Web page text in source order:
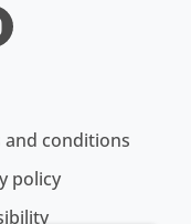
and conditions
policy